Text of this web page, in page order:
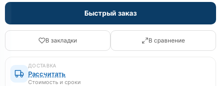
Быстрый заказ
В закладки В сравнение
ДОСТАВКА
Рассчитать
Стоимость и сроки